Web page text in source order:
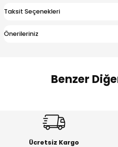
Taksit Seçenekleri
Önerileriniz
Benzer
Dantelya Kız Çocuk Tişört
Puba
Ücretsiz Kargo
Alt
ve Taç